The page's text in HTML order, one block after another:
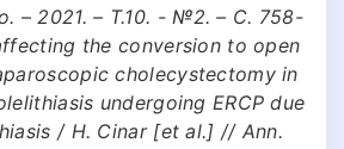
– 2021. – Т.10. - №2. – С. 758-
the conversion to open
cholecystectomy in
undergoing ERCP due
/ H. Cinar [et al.] // Ann.